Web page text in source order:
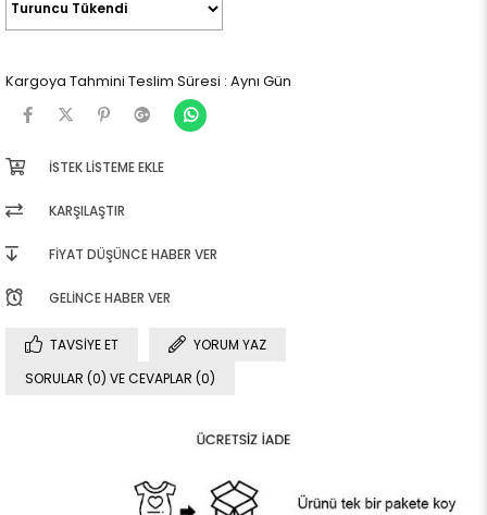
Kargoya Tahmini Teslim Süresi : Aynı Gün
İSTEK LISTEME EKLE
KARŞILAŞTIR
FIYAT DÜŞÜNCE HABER VER
GELINCE HABER VER
TAVSIYE ET
YORUM YAZ
SORULAR (0) VE CEVAPLAR (0)